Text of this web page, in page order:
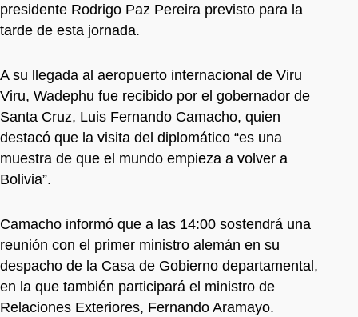
presidente Rodrigo Paz Pereira previsto para la
tarde de esta jornada.
A su llegada al aeropuerto internacional de Viru
Viru, Wadephu fue recibido por el gobernador de
Santa Cruz, Luis Fernando Camacho, quien
destacó que la visita del diplomático “es una
muestra de que el mundo empieza a volver a
Bolivia”.
Camacho informó que a las 14:00 sostendrá una
reunión con el primer ministro alemán en su
despacho de la Casa de Gobierno departamental,
en la que también participará el ministro de
Relaciones Exteriores, Fernando Aramayo.